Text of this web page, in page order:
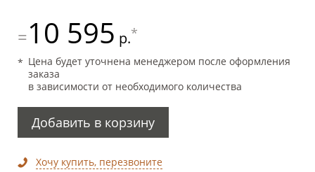
=10 595 р.*
Цена будет уточнена менеджером после оформления
заказа
в зависимости от необходимого количества
Добавить в корзину
Хочу купить, перезвоните